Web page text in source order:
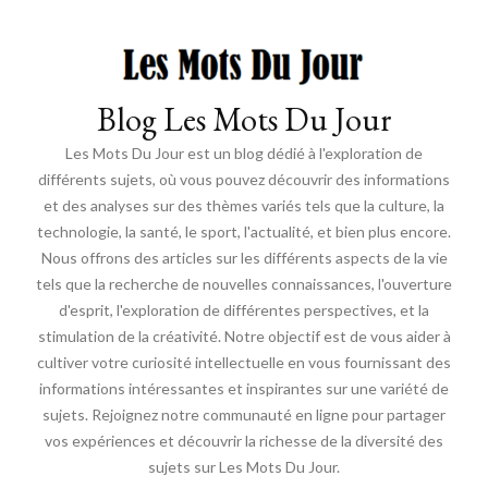
Blog Les Mots Du Jour
Les Mots Du Jour est un blog dédié à l'exploration de
différents sujets, où vous pouvez découvrir des informations
et des analyses sur des thèmes variés tels que la culture, la
technologie, la santé, le sport, l'actualité, et bien plus encore.
Nous offrons des articles sur les différents aspects de la vie
tels que la recherche de nouvelles connaissances, l'ouverture
d'esprit, l'exploration de différentes perspectives, et la
stimulation de la créativité. Notre objectif est de vous aider à
cultiver votre curiosité intellectuelle en vous fournissant des
informations intéressantes et inspirantes sur une variété de
sujets. Rejoignez notre communauté en ligne pour partager
vos expériences et découvrir la richesse de la diversité des
sujets sur Les Mots Du Jour.